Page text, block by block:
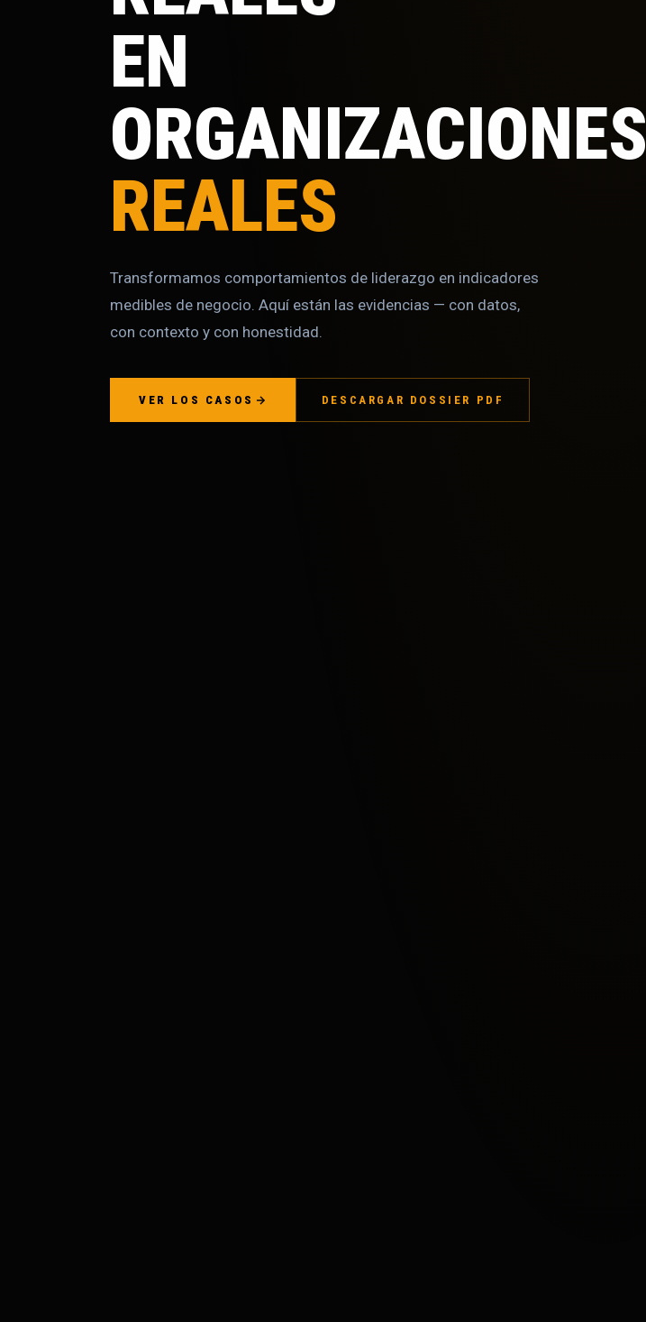
EN
ORGANIZACIONES
REALES
Transformamos comportamientos de liderazgo en indicadores
medibles de negocio. Aquí están las evidencias — con datos,
con contexto y con honestidad.
VER LOS CASOS DESCARGAR DOSSIER PDF